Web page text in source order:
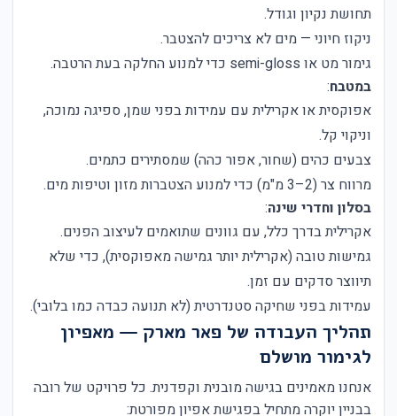
תחושת נקיון וגודל.
ניקוז חיוני — מים לא צריכים להצטבר.
גימור מט או semi-gloss כדי למנוע החלקה בעת הרטבה.
במטבח:
אפוקסית או אקרילית עם עמידות בפני שמן, ספיגה נמוכה,
וניקוי קל.
צבעים כהים (שחור, אפור כהה) שמסתירים כתמים.
מרווח צר (2–3 מ"מ) כדי למנוע הצטברות מזון וטיפות מים.
בסלון וחדרי שינה:
אקרילית בדרך כלל, עם גוונים שתואמים לעיצוב הפנים.
גמישות טובה (אקרילית יותר גמישה מאפוקסית), כדי שלא
תיווצר סדקים עם זמן.
עמידות בפני שחיקה סטנדרטית (לא תנועה כבדה כמו בלובי).
תהליך העבודה של פאר מארק — מאפיון
לגימור מושלם
אנחנו מאמינים בגישה מובנית וקפדנית. כל פרויקט של רובה
בבניין יוקרה מתחיל בפגישת אפיון מפורטת: